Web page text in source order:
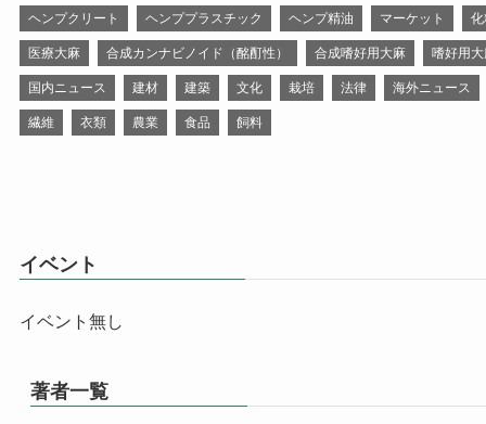
ヘンプクリート ヘンププラスチック ヘンプ精油 マーケット
医療大麻 合成カンナビノイド（酩酊性） 合成嗜好用大麻 嗜好用
国内ニュース 建材 建築 文化 栽培 法律 海外ニュース
繊維 衣類 農業 食品 飼料
イベント
イベント無し
著者一覧